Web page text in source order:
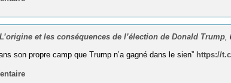
L’origine et les conséquences de l’élection de Donald Trump,
son propre camp que Trump n’a gagné dans le sien” https://